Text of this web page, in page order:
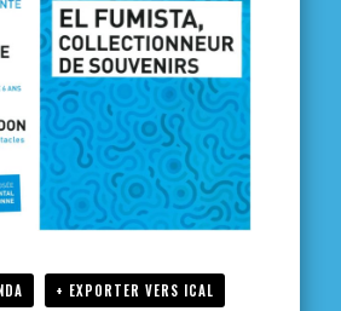
+ EXPORTER VERS ICAL